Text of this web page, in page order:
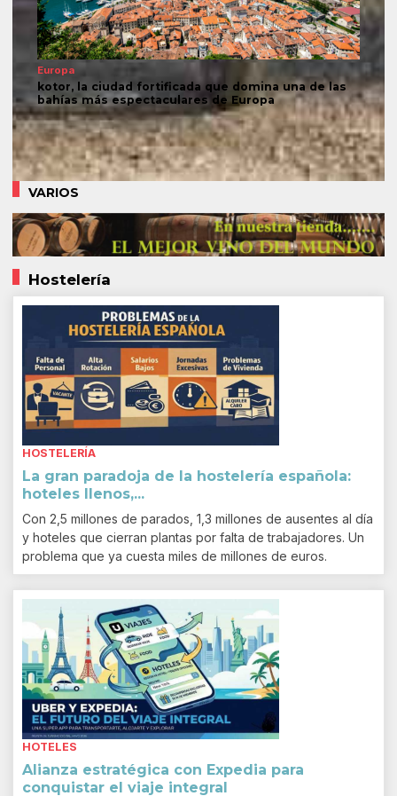
Europa
kotor, la ciudad fortificada que domina una de las
bahías más espectaculares de Europa
VARIOS
Hostelería
HOSTELERÍA
La gran paradoja de la hostelería española:
hoteles llenos,...
Con 2,5 millones de parados, 1,3 millones de ausentes al día
y hoteles que cierran plantas por falta de trabajadores. Un
problema que ya cuesta miles de millones de euros.
HOTELES
Alianza estratégica con Expedia para
conquistar el viaje integral